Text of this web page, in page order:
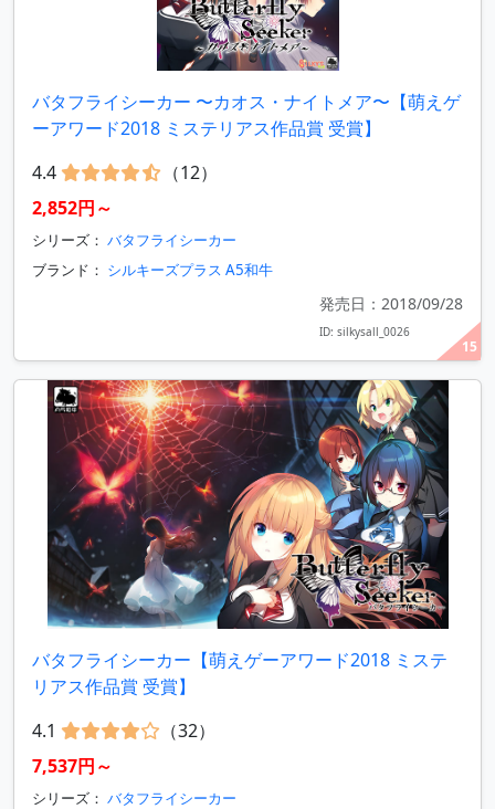
15
バタフライシーカー 〜カオス・ナイトメア〜【萌えゲ
ーアワード2018 ミステリアス作品賞 受賞】
4.4
（12）
2,852円～
シリーズ： バタフライシーカー
ブランド： シルキーズプラス A5和牛
発売日：2018/09/28
ID: silkysall_0026
バタフライシーカー【萌えゲーアワード2018 ミステ
リアス作品賞 受賞】
4.1
（32）
7,537円～
シリーズ： バタフライシーカー